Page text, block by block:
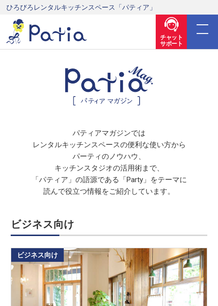
ひろびろレンタルキッチンスペース「パティア」
チャット
サポート
パティアマガジンでは
レンタルキッチンスペースの便利な使い方から
パーティのノウハウ、
キッチンスタジオの活用術まで、
「パティア」の語源である「Party」をテーマに
読んで役立つ情報をご紹介しています。
ビジネス向け
ビジネス向け